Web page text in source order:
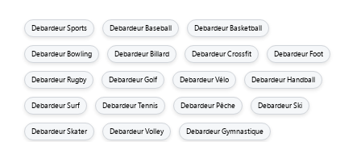
Debardeur Sports Debardeur Baseball Debardeur Basketball
Debardeur Bowling Debardeur Billard Debardeur Crossfit Debardeur Foot
Debardeur Rugby Debardeur Golf Debardeur Vélo Debardeur Handball
Debardeur Surf Debardeur Tennis Debardeur Pêche Debardeur Ski
Debardeur Skater Debardeur Volley Debardeur Gymnastique